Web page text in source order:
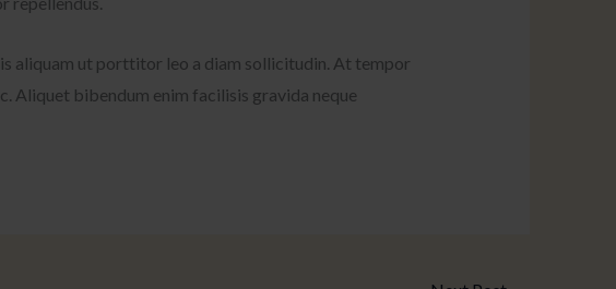
aliquam ut porttitor leo a diam sollicitudin. At tempor
Aliquet bibendum enim facilisis gravida neque